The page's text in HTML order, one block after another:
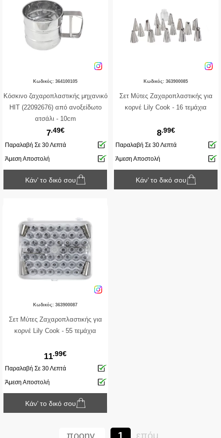
Κωδικός: 364100105
Κόσκινο ζαχαροπλαστικής μηχανικό
ΗIT (22092676) από ανοξείδωτο
ατσάλι - 10cm
7.49€
Παραλαβή Σε 30 Λεπτά
Άμεση Αποστολή
Κάν’ το δικό σου
Κωδικός: 363900085
Σετ Μύτες Ζαχαροπλαστικής για
κορνέ Lily Cook - 16 τεμάχια
8.99€
Παραλαβή Σε 30 Λεπτά
Άμεση Αποστολή
Κάν’ το δικό σου
Κωδικός: 363900087
Σετ Μύτες Ζαχαροπλαστικής για
κορνέ Lily Cook - 55 τεμάχια
11.99€
Παραλαβή Σε 30 Λεπτά
Άμεση Αποστολή
Κάν’ το δικό σου
προηγ. 1 επόμ.